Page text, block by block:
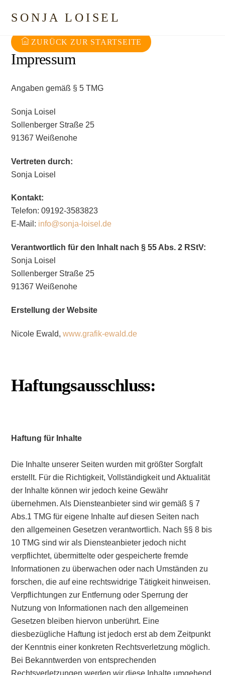
SONJA LOISEL
ZURÜCK ZUR STARTSEITE
Impressum
Angaben gemäß § 5 TMG
Sonja Loisel
Sollenberger Straße 25
91367 Weißenohe
Vertreten durch:
Sonja Loisel
Kontakt:
Telefon: 09192-3583823
E-Mail: info@sonja-loisel.de
Verantwortlich für den Inhalt nach § 55 Abs. 2 RStV:
Sonja Loisel
Sollenberger Straße 25
91367 Weißenohe
Erstellung der Website
Nicole Ewald,www.grafik-ewald.de
Haftungsausschluss:
Haftung für Inhalte
Die Inhalte unserer Seiten wurden mit größter Sorgfalt
erstellt. Für die Richtigkeit, Vollständigkeit und Aktualität
der Inhalte können wir jedoch keine Gewähr
übernehmen. Als Diensteanbieter sind wir gemäß § 7
Abs.1 TMG für eigene Inhalte auf diesen Seiten nach
den allgemeinen Gesetzen verantwortlich. Nach §§ 8 bis
10 TMG sind wir als Diensteanbieter jedoch nicht
verpflichtet, übermittelte oder gespeicherte fremde
Informationen zu überwachen oder nach Umständen zu
forschen, die auf eine rechtswidrige Tätigkeit hinweisen.
Verpflichtungen zur Entfernung oder Sperrung der
Nutzung von Informationen nach den allgemeinen
Gesetzen bleiben hiervon unberührt. Eine
diesbezügliche Haftung ist jedoch erst ab dem Zeitpunkt
der Kenntnis einer konkreten Rechtsverletzung möglich.
Bei Bekanntwerden von entsprechenden
Rechtsverletzungen werden wir diese Inhalte umgehend